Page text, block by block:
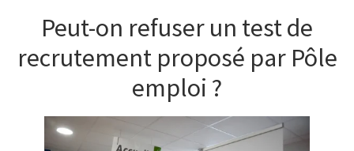
Peut-on refuser un test de
recrutement proposé par Pôle
emploi ?